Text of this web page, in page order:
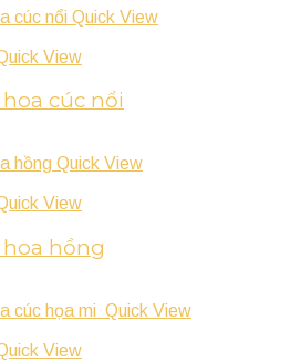
Quick View
View
cúc nổi
Quick View
View
hồng
Quick View
View